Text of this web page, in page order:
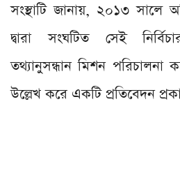
সংস্থাটি জানায়, ২০১৩ সালে
দ্বারা সংঘটিত সেই
তথ্যানুসন্ধান মিশন
উল্লেখ করে একটি প্রতিবেদন